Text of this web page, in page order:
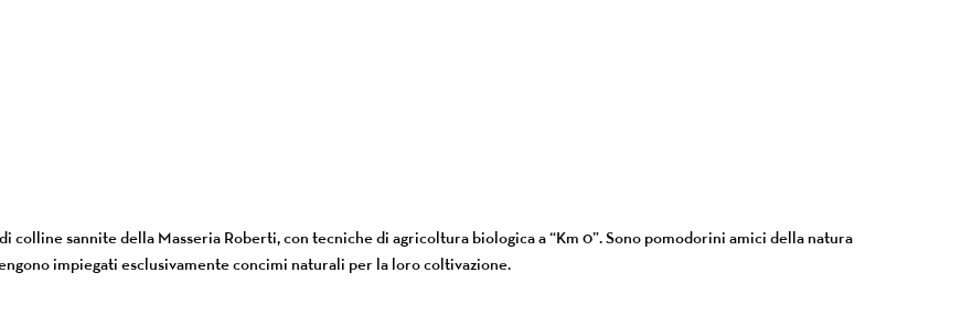
colline sannite della Masseria Roberti, con tecniche di agricoltura biologica a “Km 0”. Sono pomodorini amici della natura
impiegati esclusivamente concimi naturali per la loro coltivazione.